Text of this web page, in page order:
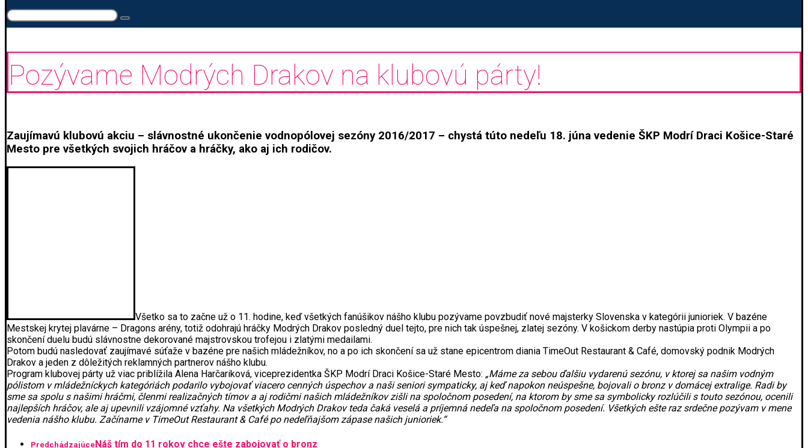
Pozývame Modrých Drakov na klubovú párty!
Zaujímavú klubovú akciu – slávnostné ukončenie vodnopólovej sezóny 2016/2017 – chystá túto nedeľu 18. júna vedenie ŠKP Modrí Draci Košice-Staré
Mesto pre všetkých svojich hráčov a hráčky, ako aj ich rodičov.
Všetko sa to začne už o 11. hodine, keď všetkých fanúšikov nášho klubu pozývame povzbudiť nové majsterky Slovenska v kategórii junioriek. V bazéne
Mestskej krytej plavárne – Dragons arény, totiž odohrajú hráčky Modrých Drakov posledný duel tejto, pre nich tak úspešnej, zlatej sezóny. V košickom derby nastúpia proti Olympii a po
skončení duelu budú slávnostne dekorované majstrovskou trofejou i zlatými medailami.
Potom budú nasledovať zaujímavé súťaže v bazéne pre našich mládežníkov, no a po ich skončení sa už stane epicentrom diania TimeOut Restaurant & Café, domovský podnik Modrých
Drakov a jeden z dôležitých reklamných partnerov nášho klubu.
Program klubovej párty už viac priblížila Alena Harčariková, viceprezidentka ŠKP Modrí Draci Košice-Staré Mesto: „Máme za sebou ďalšiu vydarenú sezónu, v ktorej sa našim vodným
pólistom v mládežníckych kategóriách podarilo vybojovať viacero cenných úspechov a naši seniori sympaticky, aj keď napokon neúspešne, bojovali o bronz v domácej extralige. Radi by
sme sa spolu s našimi hráčmi, členmi realizačných tímov a aj rodičmi našich mládežníkov zišli na spoločnom posedení, na ktorom by sme sa symbolicky rozlúčili s touto sezónou, ocenili
najlepších hráčov, ale aj upevnili vzájomné vzťahy. Na všetkých Modrých Drakov teda čaká veselá a príjemná nedeľa na spoločnom posedení. Všetkých ešte raz srdečne pozývam v mene
vedenia nášho klubu. Začíname v TimeOut Restaurant & Café po nedeľňajšom zápase našich junioriek.“
PredchádzajúceNáš tím do 11 rokov chce ešte zabojovať o bronz